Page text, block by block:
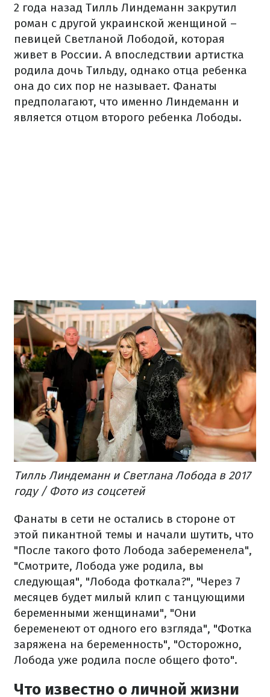
2 года назад Тилль Линдеманн закрутил
роман с другой украинской женщиной –
певицей Светланой Лободой, которая
живет в России. А впоследствии артистка
родила дочь Тильду, однако отца ребенка
она до сих пор не называет. Фанаты
предполагают, что именно Линдеманн и
является отцом второго ребенка Лободы.
Тилль Линдеманн и Светлана Лобода в 2017
году / Фото из соцсетей
Фанаты в сети не остались в стороне от
этой пикантной темы и начали шутить, что
"После такого фото Лобода забеременела",
"Смотрите, Лобода уже родила, вы
следующая", "Лобода фоткала?", "Через 7
месяцев будет милый клип с танцующими
беременными женщинами", "Они
беременеют от одного его взгляда", "Фотка
заряжена на беременность", "Осторожно,
Лобода уже родила после общего фото".
Что известно о личной жизни